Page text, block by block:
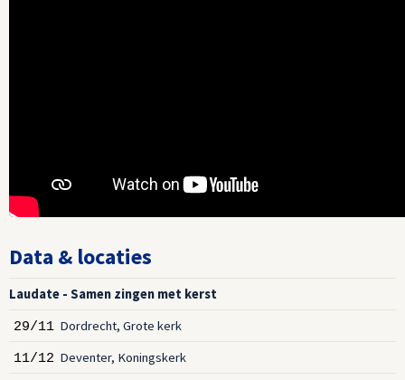
Data & locaties
Laudate - Samen zingen met kerst
29/11 Dordrecht, Grote kerk
11/12 Deventer, Koningskerk